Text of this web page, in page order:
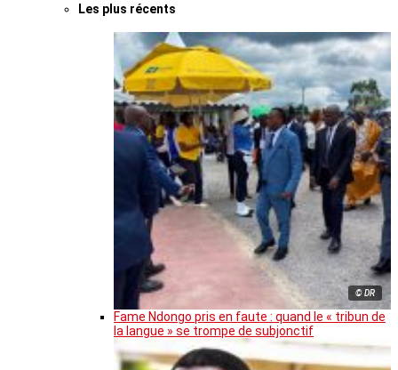
Les plus récents
© DR
Fame Ndongo pris en faute : quand le « tribun de
la langue » se trompe de subjonctif